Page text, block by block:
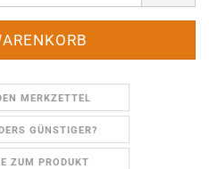
MERKZETTEL
GÜNSTIGER?
ZUM PRODUKT